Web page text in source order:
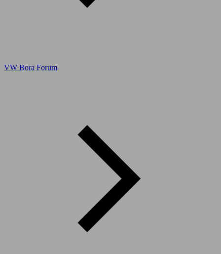
VW Bora Forum